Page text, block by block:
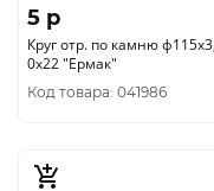
5 p
Круг отр. по камню ф115х3,
0х22 "Ермак"
Код товара: 041986